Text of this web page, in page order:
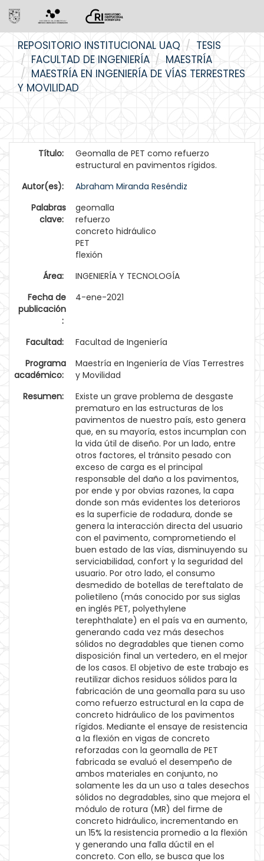
navigation
REPOSITORIO INSTITUCIONAL UAQ
TESIS
FACULTAD DE INGENIERÍA
MAESTRÍA
MAESTRÍA EN INGENIERÍA DE VÍAS TERRESTRES
Y MOVILIDAD
Título:
Geomalla de PET como refuerzo
estructural en pavimentos rígidos.
Autor(es):
Abraham Miranda Reséndiz
Palabras
clave:
geomalla
refuerzo
concreto hidráulico
PET
flexión
Área:
INGENIERÍA Y TECNOLOGÍA
Fecha de
publicación
:
4-ene-2021
Facultad:
Facultad de Ingeniería
Programa
académico:
Maestría en Ingeniería de Vías Terrestres
y Movilidad
Resumen:
Existe un grave problema de desgaste
prematuro en las estructuras de los
pavimentos de nuestro país, esto genera
que, en su mayoría, estos incumplan con
la vida útil de diseño. Por un lado, entre
otros factores, el tránsito pesado con
exceso de carga es el principal
responsable del daño a los pavimentos,
por ende y por obvias razones, la capa
donde son más evidentes los deterioros
es la superficie de rodadura, donde se
genera la interacción directa del usuario
con el pavimento, comprometiendo el
buen estado de las vías, disminuyendo su
serviciabilidad, confort y la seguridad del
usuario. Por otro lado, el consumo
desmedido de botellas de tereftalato de
polietileno (más conocido por sus siglas
en inglés PET, polyethylene
terephthalate) en el país va en aumento,
generando cada vez más desechos
sólidos no degradables que tienen como
disposición final un vertedero, en el mejor
de los casos. El objetivo de este trabajo es
reutilizar dichos residuos sólidos para la
fabricación de una geomalla para su uso
como refuerzo estructural en la capa de
concreto hidráulico de los pavimentos
rígidos. Mediante el ensaye de resistencia
a la flexión en vigas de concreto
reforzadas con la geomalla de PET
fabricada se evaluó el desempeño de
ambos materiales en conjunto, no
solamente les da un uso a tales desechos
sólidos no degradables, sino que mejora el
módulo de rotura (MR) del firme de
concreto hidráulico, incrementando en
un 15% la resistencia promedio a la flexión
y generando una falla dúctil en el
concreto. Con ello, se busca que los